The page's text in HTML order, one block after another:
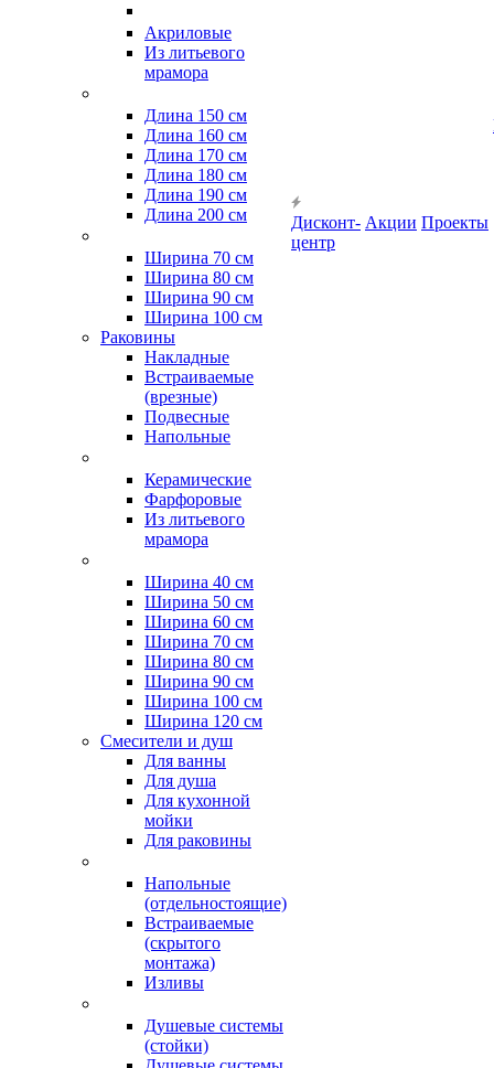
Акриловые
Из литьевого
мрамора
Длина 150 см
Длина 160 см
Длина 170 см
Длина 180 см
Длина 190 см
Длина 200 см
Ширина 70 см
Ширина 80 см
Ширина 90 см
Ширина 100 см
Раковины
Накладные
Встраиваемые
(врезные)
Подвесные
Напольные
Керамические
Фарфоровые
Из литьевого
мрамора
Ширина 40 см
Ширина 50 см
Ширина 60 см
Ширина 70 см
Ширина 80 см
Ширина 90 см
Ширина 100 см
Ширина 120 см
Смесители и душ
Для ванны
Для душа
Для кухонной
мойки
Для раковины
Напольные
(отдельностоящие)
Встраиваемые
(скрытого
монтажа)
Изливы
Душевые системы
(стойки)
Дисконт-
центр
Акции Проекты